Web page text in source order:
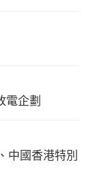
電企劃
中國香港特別